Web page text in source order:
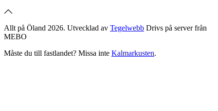
Allt på Öland 2026. Utvecklad av Tegelwebb Drivs på server från
MEBO
Måste du till fastlandet? Missa inte Kalmarkusten.